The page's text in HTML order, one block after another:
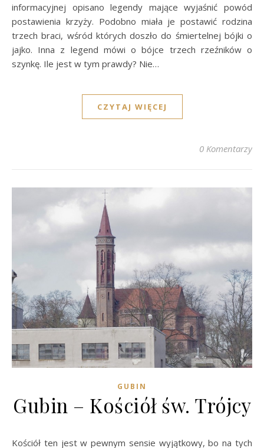
informacyjnej opisano legendy mające wyjaśnić powód
postawienia krzyży. Podobno miała je postawić rodzina
trzech braci, wśród których doszło do śmiertelnej bójki o
jajko. Inna z legend mówi o bójce trzech rzeźników o
szynkę. Ile jest w tym prawdy? Nie…
CZYTAJ WIĘCEJ
0 Komentarzy
GUBIN
Gubin – Kościół św. Trójcy
Kościół ten jest w pewnym sensie wyjątkowy, bo na tych